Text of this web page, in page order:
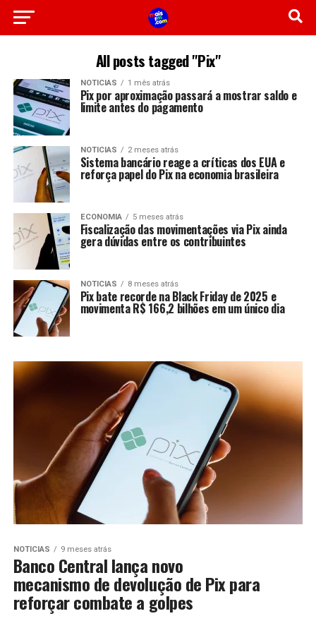
All posts tagged "Pix"
NOTICIAS 1 mês atrás
Pix por aproximação passará a mostrar saldo e
limite antes do pagamento
NOTICIAS 2 meses atrás
Sistema bancário reage a críticas dos EUA e
reforça papel do Pix na economia brasileira
ECONOMIA 5 meses atrás
Fiscalização das movimentações via Pix ainda
gera dúvidas entre os contribuintes
NOTICIAS 8 meses atrás
Pix bate recorde na Black Friday de 2025 e
movimenta R$ 166,2 bilhões em um único dia
NOTICIAS 9 meses atrás
Banco Central lança novo
mecanismo de devolução de Pix para
reforçar combate a golpes